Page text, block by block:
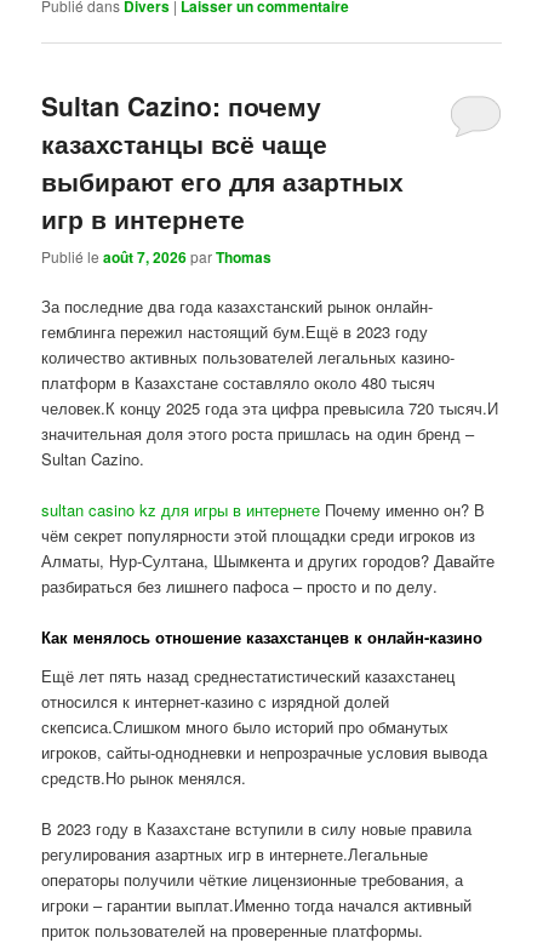
Publié dans Divers | Laisser un commentaire
Sultan Cazino: почему
казахстанцы всё чаще
выбирают его для азартных
игр в интернете
Publié leaoût 7, 2026parThomas
За последние два года казахстанский рынок онлайн-
гемблинга пережил настоящий бум.Ещё в 2023 году
количество активных пользователей легальных казино-
платформ в Казахстане составляло около 480 тысяч
человек.К концу 2025 года эта цифра превысила 720 тысяч.И
значительная доля этого роста пришлась на один бренд –
Sultan Cazino.
sultan casino kz для игры в интернете Почему именно он? В
чём секрет популярности этой площадки среди игроков из
Алматы, Нур-Султана, Шымкента и других городов? Давайте
разбираться без лишнего пафоса – просто и по делу.
Как менялось отношение казахстанцев к онлайн-казино
Ещё лет пять назад среднестатистический казахстанец
относился к интернет-казино с изрядной долей
скепсиса.Слишком много было историй про обманутых
игроков, сайты-однодневки и непрозрачные условия вывода
средств.Но рынок менялся.
В 2023 году в Казахстане вступили в силу новые правила
регулирования азартных игр в интернете.Легальные
операторы получили чёткие лицензионные требования, а
игроки – гарантии выплат.Именно тогда начался активный
приток пользователей на проверенные платформы.